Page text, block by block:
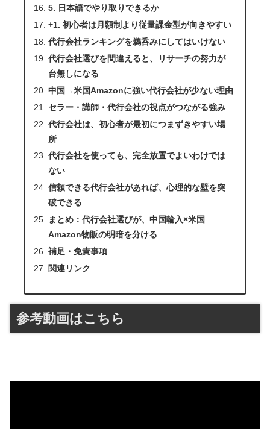
5. 日本語でやり取りできるか
+1. 初心者は月額制より従量課金型が向きやすい
代行会社ランキングを鵜呑みにしてはいけない
代行会社選びを間違えると、リサーチの努力が
台無しになる
中国→米国Amazonに強い代行会社が少ない理由
セラー・講師・代行会社の視点がつながる強み
代行会社は、初心者が最初につまずきやすい場
所
代行会社を使っても、完全放置でよいわけでは
ない
信頼できる代行会社があれば、心理的な壁を突
破できる
まとめ：代行会社選びが、中国輸入×米国
Amazon物販の明暗を分ける
補足・免責事項
関連リンク
参考動画はこちら